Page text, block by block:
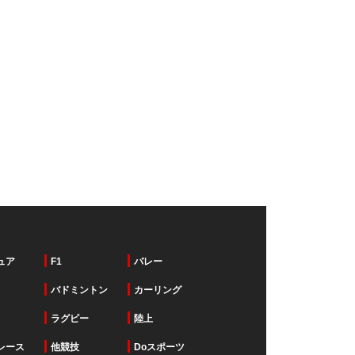
ア F1 バレー
バドミントン カーリング
ラグビー 陸上
ース 他競技 Doスポーツ